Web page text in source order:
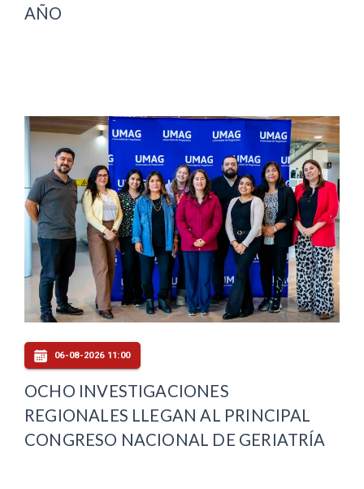
AÑO
06-08-2026 11:00
OCHO INVESTIGACIONES
REGIONALES LLEGAN AL PRINCIPAL
CONGRESO NACIONAL DE GERIATRÍA